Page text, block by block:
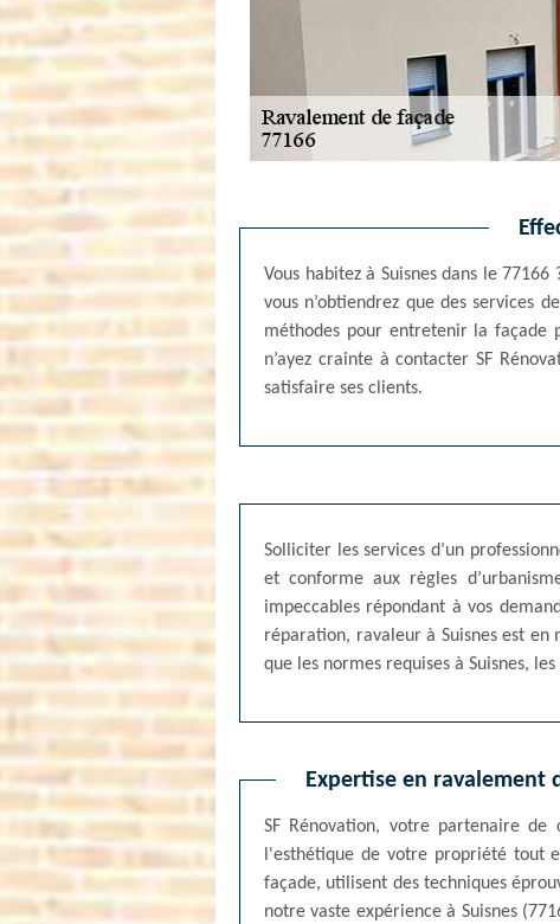
Vous habitez à Suisnes dans le
vous n’obtiendrez que des services
méthodes pour entretenir la façade
n’ayez crainte à contacter SF
satisfaire ses clients.
Solliciter les services d’un
et conforme aux règles
impeccables répondant à vos
réparation, ravaleur à Suisnes est en
que les normes requises à Suisnes,
Expertise en ravalement
SF Rénovation, votre partenaire
l'esthétique de votre propriété tout
façade, utilisent des techniques
notre vaste expérience à Suisnes